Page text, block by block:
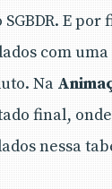
E
com
Na
final,
nessa